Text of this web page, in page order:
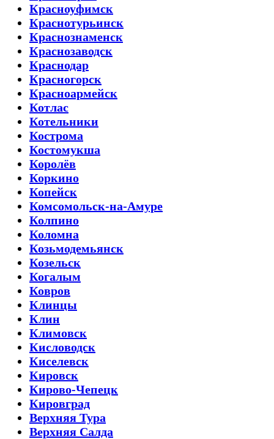
Красноуфимск
Краснотурьинск
Краснознаменск
Краснозаводск
Краснодар
Красногорск
Красноармейск
Котлас
Котельники
Кострома
Костомукша
Королёв
Коркино
Копейск
Комсомольск-на-Амуре
Колпино
Коломна
Козьмодемьянск
Козельск
Когалым
Ковров
Клинцы
Клин
Климовск
Кисловодск
Киселевск
Кировск
Кирово-Чепецк
Кировград
Верхняя Тура
Верхняя Салда